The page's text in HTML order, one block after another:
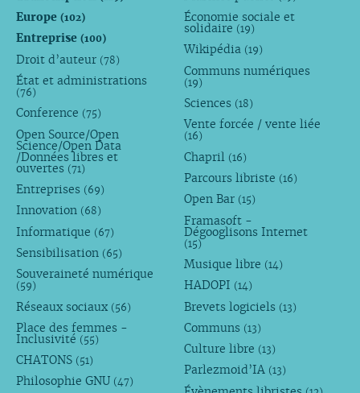
Europe (102)
Entreprise (100)
Droit d’auteur (78)
État et administrations
(76)
Conference (75)
Open Source/Open
Science/Open Data
/Données libres et
ouvertes (71)
Entreprises (69)
Innovation (68)
Informatique (67)
Sensibilisation (65)
Souveraineté numérique
(59)
Réseaux sociaux (56)
Place des femmes -
Inclusivité (55)
CHATONS (51)
Philosophie GNU (47)
Économie sociale et
solidaire (19)
Wikipédia (19)
Communs numériques
(19)
Sciences (18)
Vente forcée / vente liée
(16)
Chapril (16)
Parcours libriste (16)
Open Bar (15)
Framasoft -
Dégooglisons Internet
(15)
Musique libre (14)
HADOPI (14)
Brevets logiciels (13)
Communs (13)
Culture libre (13)
Parlezmoid’IA (13)